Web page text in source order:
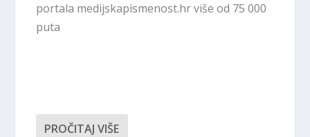
portala medijskapismenost.hr više od 75 000
puta
PROČITAJ VIŠE